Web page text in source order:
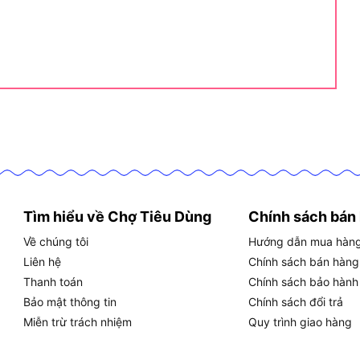
khoan bê tông Dekton DK-
bê tông Dekton DK-RH2603B
Dekton DK-RH2603B an toàn và bền lâu, bạn
Tìm hiểu về Chợ Tiêu Dùng
Về chúng tôi
Liên hệ
Thanh toán
Bảo mật thông tin
Miễn trừ trách nhiệm
Chính sách bán
Hướng dẫn mua
Chính sách bán hàng
Chính sách bảo hành
Chính sách đổi trả
Quy trình giao hàng